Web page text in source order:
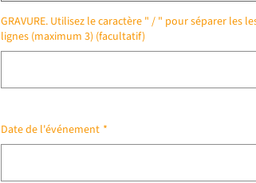
GRAVURE. Utilisez le caractère " / " pour séparer les
lignes (maximum 3) (facultatif)
Date de l'événement *